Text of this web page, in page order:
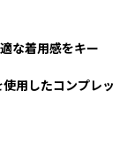
な着用感をキー
用したコンプレッ